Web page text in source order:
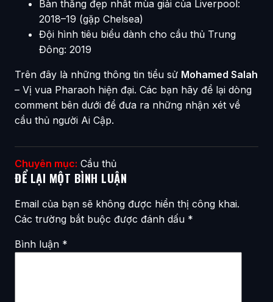
Bàn thắng đẹp nhất mùa giải của Liverpool:
2018–19 (gặp Chelsea)
Đội hình tiêu biểu dành cho cầu thủ Trung
Đông: 2019
Trên đây là những thông tin tiểu sử Mohamed Salah
– Vị vua Pharaoh hiện đại. Các bạn hãy để lại dòng
comment bên dưới để đưa ra những nhận xét về
cầu thủ người Ai Cập.
Chuyên mục: Cầu thủ
ĐỂ LẠI MỘT BÌNH LUẬN
Email của bạn sẽ không được hiển thị công khai.
Các trường bắt buộc được đánh dấu *
Bình luận *